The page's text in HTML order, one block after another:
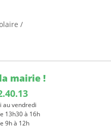
/
mairie !
au vendredi
13h30 à 16h
9h à 12h